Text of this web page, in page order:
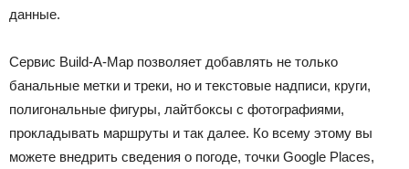
данные.
Сервис Build-A-Map позволяет добавлять не только
банальные метки и треки, но и текстовые надписи, круги,
полигональные фигуры, лайтбоксы с фотографиями,
прокладывать маршруты и так далее. Ко всему этому вы
можете внедрить сведения о погоде, точки Google Places,